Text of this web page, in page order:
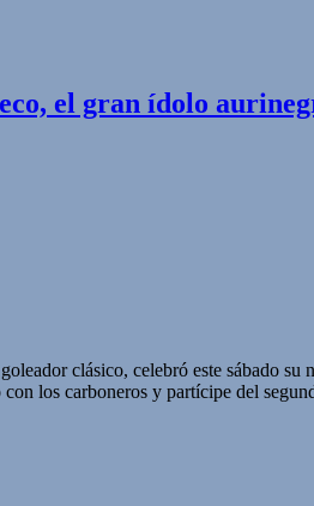
el gran ídolo
clásico, celebró este sábado
los carboneros y partícipe del